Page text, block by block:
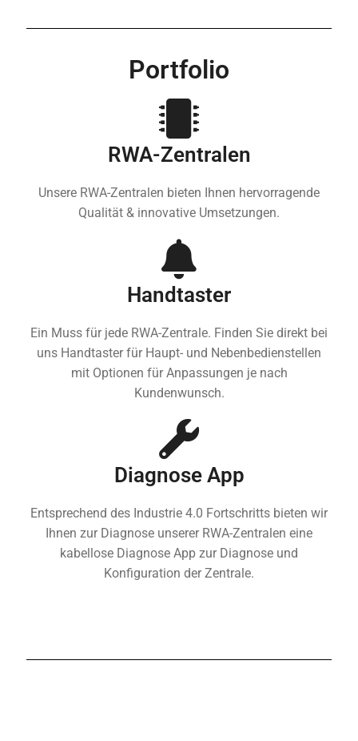
Portfolio
RWA-Zentralen
Unsere RWA-Zentralen bieten Ihnen hervorragende
Qualität & innovative Umsetzungen.
Handtaster
Ein Muss für jede RWA-Zentrale. Finden Sie direkt bei
uns Handtaster für Haupt- und Nebenbedienstellen
mit Optionen für Anpassungen je nach
Kundenwunsch.
Diagnose App
Entsprechend des Industrie 4.0 Fortschritts bieten wir
Ihnen zur Diagnose unserer RWA-Zentralen eine
kabellose Diagnose App zur Diagnose und
Konfiguration der Zentrale.